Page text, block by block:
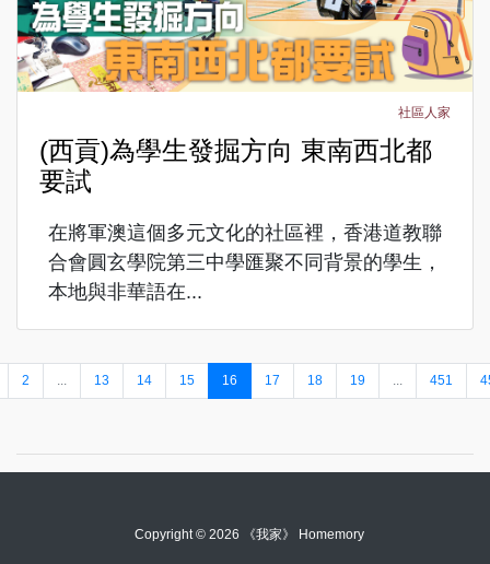
社區人家
(西貢)為學生發掘方向 東南西北都
要試
在將軍澳這個多元文化的社區裡，香港道教聯
合會圓玄學院第三中學匯聚不同背景的學生，
本地與非華語在...
2 13 14 15 16 17 18 19 451
Copyright © 2026 《我家》 Homemory